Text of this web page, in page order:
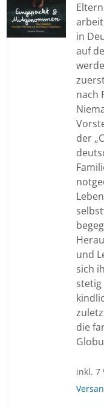
in
auf
nach
der
und
sich
die
inkl. 7